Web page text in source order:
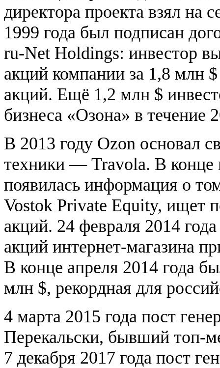
директора проекта взял на
1999 года был подписан
ru-Net Holdings: инвестор
акций компании за 1,8 млн
акций. Ещё 1,2 млн $
бизнеса «Озона» в течение
В 2013 году Ozon основал
техники — Travola. В конце
появилась информация о
Vostok Private Equity, ищет
акций. 24 февраля 2014
акций интернет-магазина
В конце апреля 2014 года
млн $, рекордная для
4 марта 2015 года пост
Перекальски, бывший топ-
7 декабря 2017 года пост